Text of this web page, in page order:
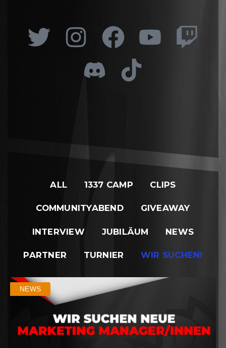
ALL 1337 CAMP CLIPS
COMMUNITYABEND GIVEAWAY
INTERVIEW JUBILÄUM NEWS
PARTNER TURNIER WIR SUCHEN!
NEWS